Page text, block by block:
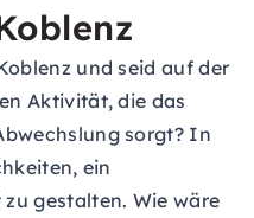
und seid auf der
Aktivität, die das
sorgt? In
ein
zu gestalten. Wie wäre